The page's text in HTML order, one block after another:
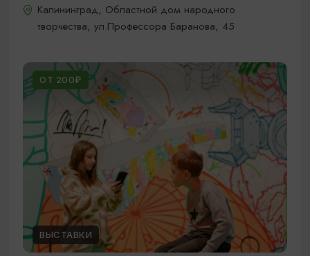
Калининград, Областной дом народного
творчества, ул.Профессора Баранова, 45
ОТ 200₽
ВЫСТАВКИ